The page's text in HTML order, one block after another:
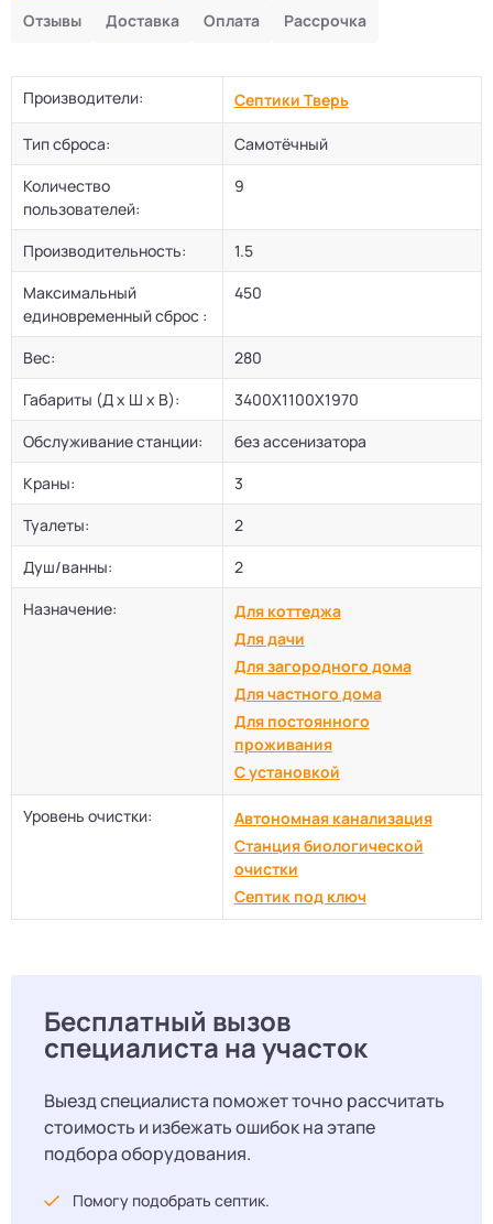
Отзывы Доставка Оплата Рассрочка
Производители: Септики Тверь
Тип сброса:
Самотёчный
Количество
пользователей:
9
Производительность:
1.5
Максимальный
единовременный сброс :
450
Вес:
280
Габариты (Д х Ш х В):
3400Х1100Х1970
Обслуживание станции:
без ассенизатора
Краны:
3
Туалеты:
2
Душ/ванны:
2
Назначение:
Для коттеджа
Для дачи
Для загородного дома
Для частного дома
Для постоянного
проживания
С установкой
Уровень очистки:
Автономная канализация
Станция биологической
очистки
Септик под ключ
Бесплатный вызов
специалиста на участок
Выезд специалиста поможет точно рассчитать
стоимость и избежать ошибок на этапе
подбора оборудования.
Помогу подобрать септик.